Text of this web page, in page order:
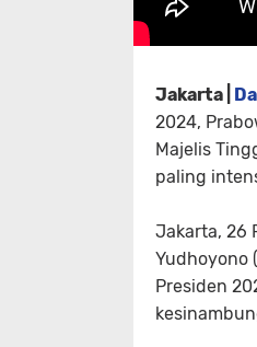
Jakarta |
2024,
Majelis
paling
Jakarta, 26
Yudhoyono
Presiden